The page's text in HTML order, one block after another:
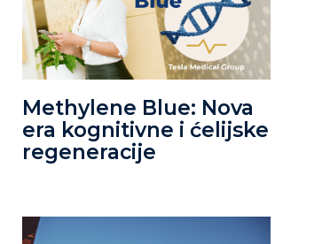
Methylene Blue: Nova
era kognitivne i ćelijske
regeneracije